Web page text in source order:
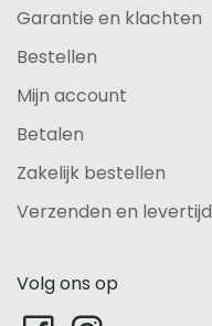
Garantie en klachten
Bestellen
Mijn account
Betalen
Zakelijk bestellen
Verzenden en levertijd
Volg ons op